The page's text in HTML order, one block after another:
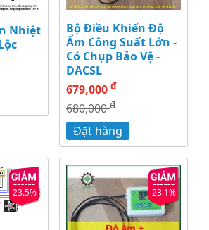
Nhiệt
Bộ Điều Khiển Độ
Ẩm Công Suất Lớn -
Có Chụp Bảo Vệ -
DACSL
679,000 đ
680,000đ
Đặt hàng
23.5% 23.1%